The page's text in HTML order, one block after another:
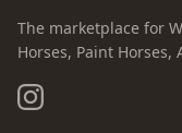
The marketplace for
Horses, Paint Horses,